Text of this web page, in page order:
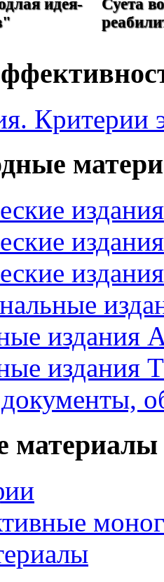
идея-
Суета
Критерии
издания
издания
материалы